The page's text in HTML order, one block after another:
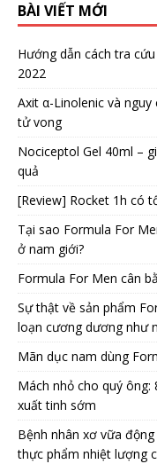
BÀI VIẾT MỚI
Hướng dẫn cách tra
2022
Axit α-Linolenic và
tử vong
Nociceptol Gel 40ml –
quả
[Review] Rocket 1h có
Tại sao Formula For
ở nam giới?
Formula For Men cân
Sự thật về sản phẩm
loạn cương dương như
Mãn dục nam dùng
Mách nhỏ cho quý
xuất tinh sớm
Bệnh nhân xơ vữa
thực phẩm nhiệt lượng